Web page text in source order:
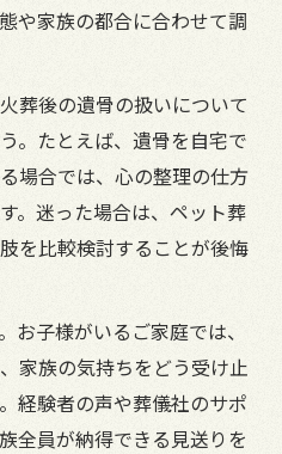
や家族の都合に合わせて調
葬後の遺骨の扱いについて
。たとえば、遺骨を自宅で
場合では、心の整理の仕方
。迷った場合は、ペット葬
を比較検討することが後悔
お子様がいるご家庭では、
家族の気持ちをどう受け止
経験者の声や葬儀社のサポ
全員が納得できる見送りを